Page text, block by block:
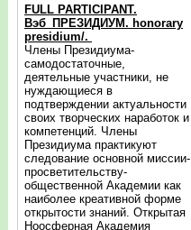
FULL PARTICIPANT.
Вэб_ПРЕЗИДИУМ. honorary
presidium/.
Члены Президиума-
самодостаточные,
деятельные участники, не
нуждающиеся в
подтверждении актуальности
своих творческих наработок и
компетенций. Члены
Президиума практикуют
следование основной миссии-
просветительству-
общественной Академии как
наиболее креативной форме
открытости знаний. Открытая
Ноосферная Академия